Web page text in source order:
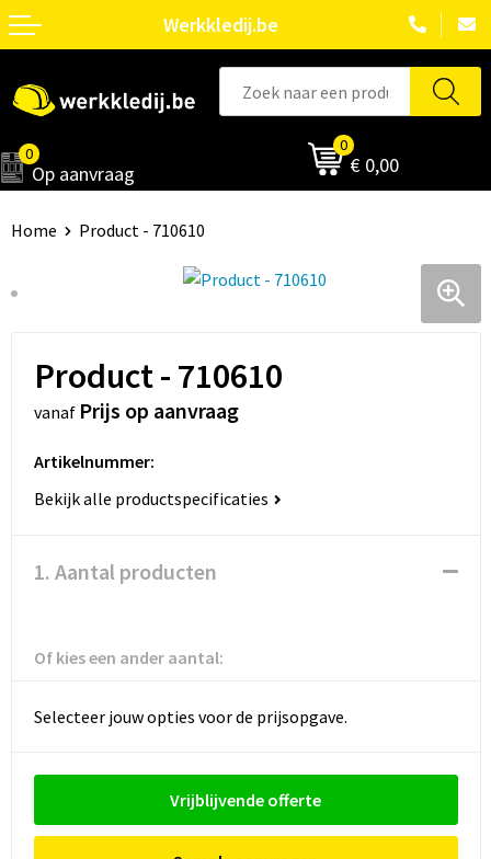
Werkkledij.be
0
Op aanvraag
0
€ 0,00
Home Product - 710610
Product - 710610
vanaf Prijs op aanvraag
Artikelnummer:
Bekijk alle productspecificaties
1. Aantal producten
Of kies een ander aantal:
Selecteer jouw opties voor de prijsopgave.
Vrijblijvende offerte